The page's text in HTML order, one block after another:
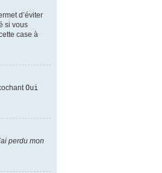
d’éviter
si vous
case à
Oui
perdu mon